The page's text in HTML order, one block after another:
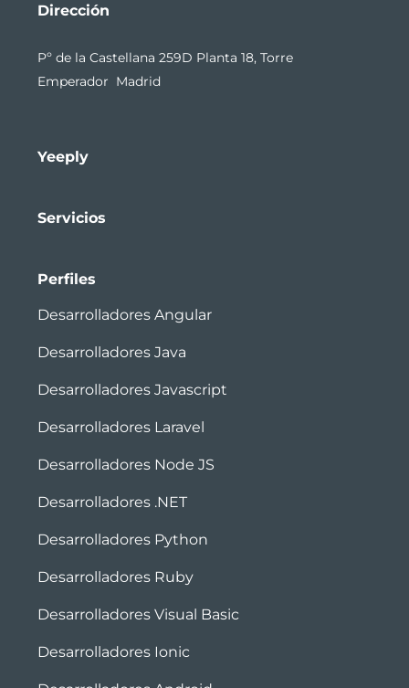
Dirección
Pº de la Castellana 259D Planta 18, Torre
Emperador Madrid
Yeeply
Servicios
Perfiles
Desarrolladores Angular
Desarrolladores Java
Desarrolladores Javascript
Desarrolladores Laravel
Desarrolladores Node JS
Desarrolladores .NET
Desarrolladores Python
Desarrolladores Ruby
Desarrolladores Visual Basic
Desarrolladores Ionic